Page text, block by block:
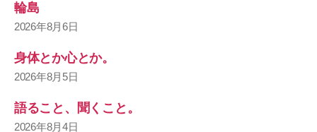
輪島
2026年8月6日
身体とか心とか。
2026年8月5日
語ること、聞くこと。
2026年8月4日